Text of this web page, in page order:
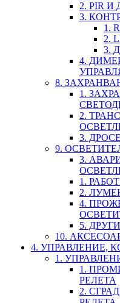
2. PIR
3.
1.
2.
3.
4.
8.
1.
2.
3.
9.
3.
1.
2.
4.
5.
10.
4. УПРАВЛЕНИЕ,
1.
1.
РЕЛЕТА
2.